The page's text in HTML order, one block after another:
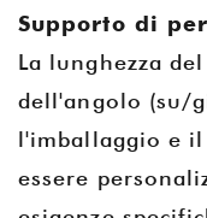
Supporto di
La lunghezza
dell'angolo (su/
l'imballaggio e
essere